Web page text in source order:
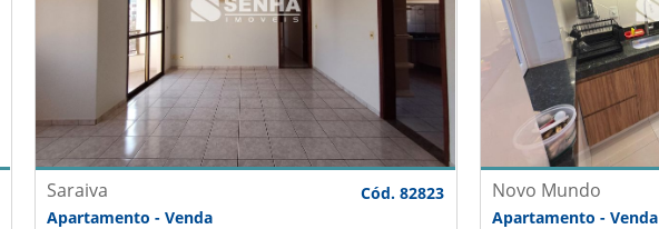
Saraiva
Cód. 82823
Apartamento - Venda
Novo Mundo
Apartamento - Venda